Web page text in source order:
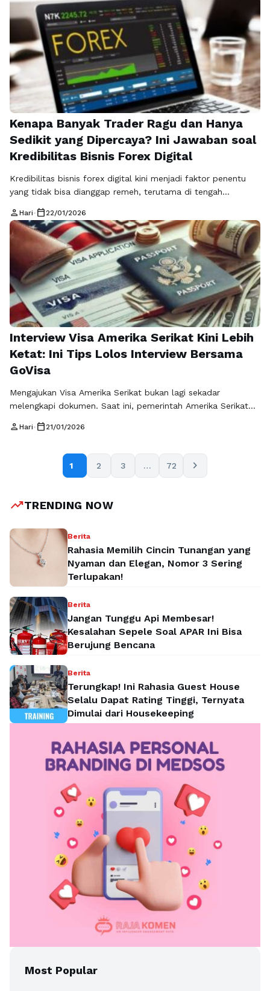
komentar tersebut relevan dan memancing percakapan
lanjutan. Konsep komentar relevan meningkatkan
engagement kini menjadi perhatian penting dalam dunia
digital, termasuk dalam pembahasan yang …
Baca
Selengkapnya
Kenapa Banyak Trader Ragu dan Hanya
Sedikit yang Dipercaya? Ini Jawaban soal
Kredibilitas Bisnis Forex Digital
Kredibilitas bisnis forex digital kini menjadi faktor penentu
yang tidak bisa dianggap remeh, terutama di tengah
forex yang bermunculan di ranah digital. Banyak pelaku pasar
yang tertarik karena janji profit cepat, tetapi pada saat yang
sama justru semakin waspada karena tidak sedikit bisnis
forex digital yang berakhir mengecewakan. …Baca
Selengkapnya
person Hari• calendar_today 22/01/2026
Interview Visa Amerika Serikat Kini Lebih
Ketat: Ini Tips Lolos Interview Bersama
GoVisa
Mengajukan Visa Amerika Serikat bukan lagi sekadar
melengkapi dokumen. Saat ini, pemerintah Amerika Serikat
ketat dan wajib dipahami oleh setiap calon pemohon. Bagi
perubahan ini membuat persiapan visa menjadi jauh lebih
krusial. Agar proses pengajuan tetap lancar dan peluang …
person Hari• calendar_today 21/01/2026
1 2 3 … 72 chevron_right
trending_upTRENDING NOW
Berita
Rahasia Memilih Cincin Tunangan yang
Nyaman dan Elegan, Nomor 3 Sering
Terlupakan!
Berita
Jangan Tunggu Api Membesar!
Kesalahan Sepele Soal APAR Ini Bisa
Berujung Bencana
Berita
Terungkap! Ini Rahasia Guest House
Selalu Dapat Rating Tinggi, Ternyata
Dimulai dari Housekeeping
Most Popular